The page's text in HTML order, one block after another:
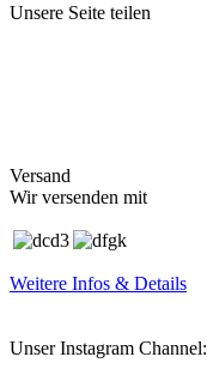
Unsere Seite teilen
Versand
Wir versenden mit
Weitere Infos & Details
Unser Instagram Channel: